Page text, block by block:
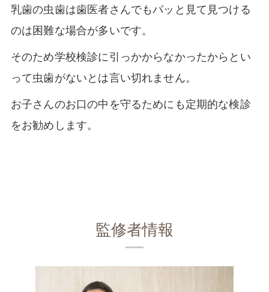
乳歯の虫歯は歯医者さんでもパッと見て見つける
のは困難な場合が多いです。
そのため学校検診に引っかからなかったからとい
って虫歯がないとは言い切れません。
お子さんのお口の中を守るためにも定期的な検診
をお勧めします。
監修者情報